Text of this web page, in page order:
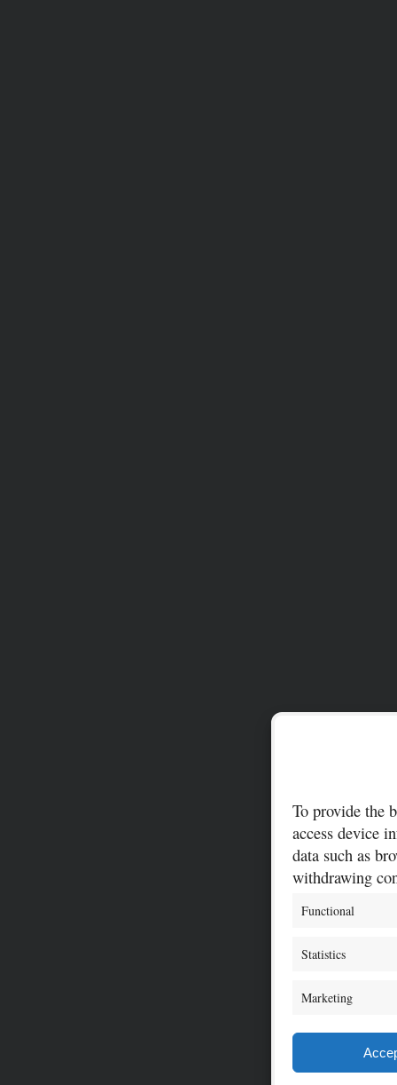
To provide the
access device
data such as
withdrawing
Functional
Statistics
Marketing